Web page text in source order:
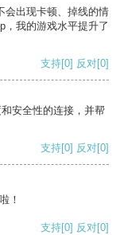
会出现卡顿、掉线的情
，我的游戏水平提升了
支持[0] 反对[0]
安全性的连接，并帮
支持[0] 反对[0]
！
支持[0] 反对[0]